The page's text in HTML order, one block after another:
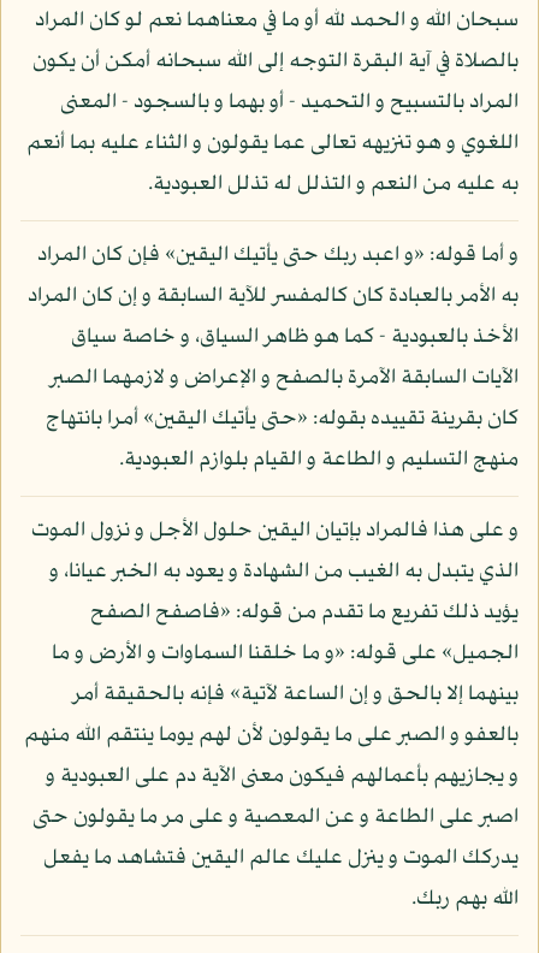
سبحان الله و الحمد لله أو ما في معناهما نعم لو كان المراد
بالصلاة في آية البقرة التوجه إلى الله سبحانه أمكن أن يكون
المراد بالتسبيح و التحميد - أو بهما و بالسجود - المعنى
اللغوي و هو تنزيهه تعالى عما يقولون و الثناء عليه بما أنعم
به عليه من النعم و التذلل له تذلل العبودية.
و أما قوله: «و اعبد ربك حتى يأتيك اليقين» فإن كان المراد
به الأمر بالعبادة كان كالمفسر للآية السابقة و إن كان المراد
الأخذ بالعبودية - كما هو ظاهر السياق، و خاصة سياق
الآيات السابقة الآمرة بالصفح و الإعراض و لازمهما الصبر
كان بقرينة تقييده بقوله: «حتى يأتيك اليقين» أمرا بانتهاج
منهج التسليم و الطاعة و القيام بلوازم العبودية.
و على هذا فالمراد بإتيان اليقين حلول الأجل و نزول الموت
الذي يتبدل به الغيب من الشهادة و يعود به الخبر عيانا، و
يؤيد ذلك تفريع ما تقدم من قوله: «فاصفح الصفح
الجميل» على قوله: «و ما خلقنا السماوات و الأرض و ما
بينهما إلا بالحق و إن الساعة لآتية» فإنه بالحقيقة أمر
بالعفو و الصبر على ما يقولون لأن لهم يوما ينتقم الله منهم
و يجازيهم بأعمالهم فيكون معنى الآية دم على العبودية و
اصبر على الطاعة و عن المعصية و على مر ما يقولون حتى
يدركك الموت و ينزل عليك عالم اليقين فتشاهد ما يفعل
الله بهم ربك.